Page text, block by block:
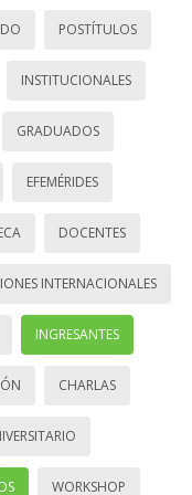
POSTÍTULOS
INSTITUCIONALES
GRADUADOS
EFEMÉRIDES
DOCENTES
INTERNACIONALES
INGRESANTES
CHARLAS
WORKSHOP